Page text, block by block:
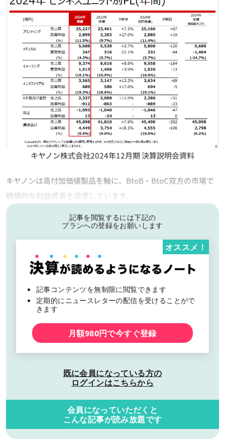
キヤノン株式会社2024年12月期 決算説明会資料
キヤノンは高付加価値製品を軸に、BtoB・BtoC双方の市場で
積極的な利益成長を追求しています。
記事を閲覧するには下記の
プランへの登録をお願いします
記事コンテンツを無制限に閲覧できます
定期的にニュースレターの配信を受けることがで
きます
オススメ！
月額980円で今すぐ登録
既に会員になっている方の
ログインはこちらから
会員になっていただくと
こんな記事が読み放題です